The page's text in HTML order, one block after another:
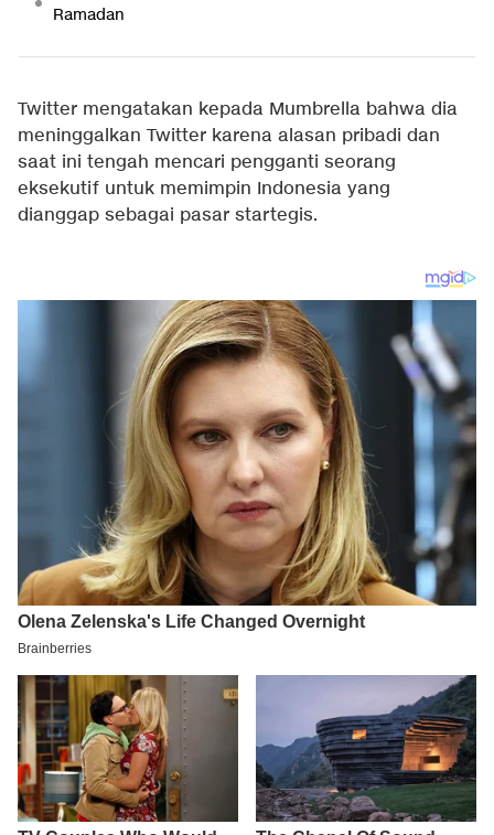
Ramadan
Twitter mengatakan kepada Mumbrella bahwa dia
meninggalkan Twitter karena alasan pribadi dan
saat ini tengah mencari pengganti seorang
eksekutif untuk memimpin Indonesia yang
dianggap sebagai pasar startegis.